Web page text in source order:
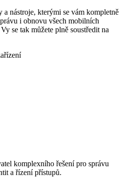
a nástroje, kterými se vám kompletně
i obnovu všech mobilních
se tak můžete plně soustředit na
komplexního řešení pro správu
a řízení přístupů.